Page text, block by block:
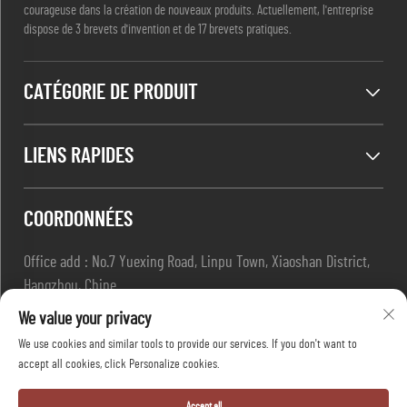
courageuse dans la création de nouveaux produits. Actuellement, l'entreprise
dispose de 3 brevets d'invention et de 17 brevets pratiques.
CATÉGORIE DE PRODUIT
LIENS RAPIDES
COORDONNÉES
Office add : No.7 Yuexing Road, Linpu Town, Xiaoshan District,
Hangzhou, Chine
E-mail :
[email protected]
+86-13967169961
Droits d'auteur © Hangzhou Dafang Safety Co.,ltd Tous droits
We value your privacy
We use cookies and similar tools to provide our services. If you don't want to
accept all cookies, click Personalize cookies.